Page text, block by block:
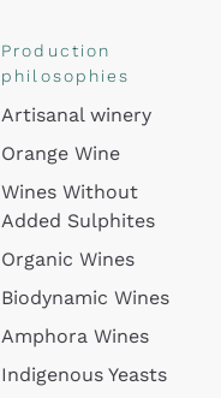
Production
philosophies
Artisanal winery
Orange Wine
Wines Without
Added Sulphites
Organic Wines
Biodynamic Wines
Amphora Wines
Indigenous Yeasts